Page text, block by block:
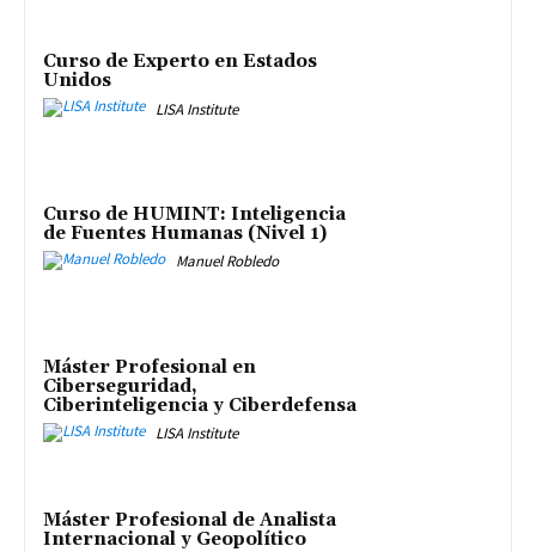
Curso de Experto en Estados
Unidos
LISA Institute
Curso de HUMINT: Inteligencia
de Fuentes Humanas (Nivel 1)
Manuel Robledo
Máster Profesional en
Ciberseguridad,
Ciberinteligencia y Ciberdefensa
LISA Institute
Máster Profesional de Analista
Internacional y Geopolítico